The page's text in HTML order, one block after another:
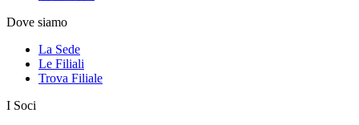
Dove siamo
La Sede
Le Filiali
Trova Filiale
I Soci